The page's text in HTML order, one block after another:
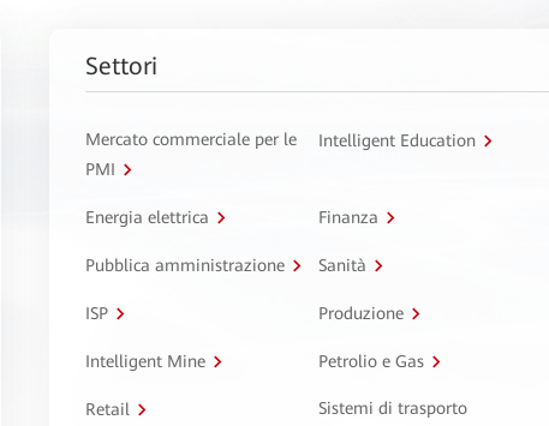
Settori
Mercato commerciale per le
PMI
Intelligent Education
Energia elettrica Finanza
Pubblica amministrazione Sanità
ISP Produzione
Intelligent Mine Petrolio e Gas
Retail
Sistemi di trasporto